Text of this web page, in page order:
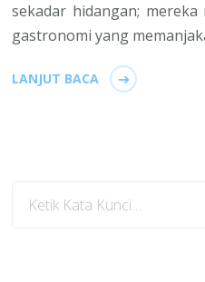
sekadar hidangan;
gastronomi yang
LANJUT BACA